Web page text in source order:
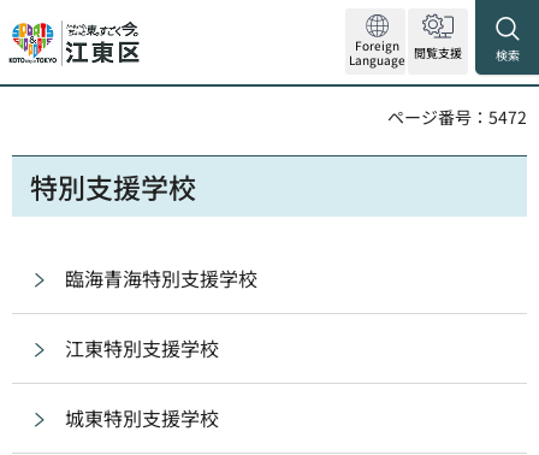
Foreign
Language 閲覧支援 検索
ページ番号：5472
特別支援学校
臨海青海特別支援学校
江東特別支援学校
城東特別支援学校